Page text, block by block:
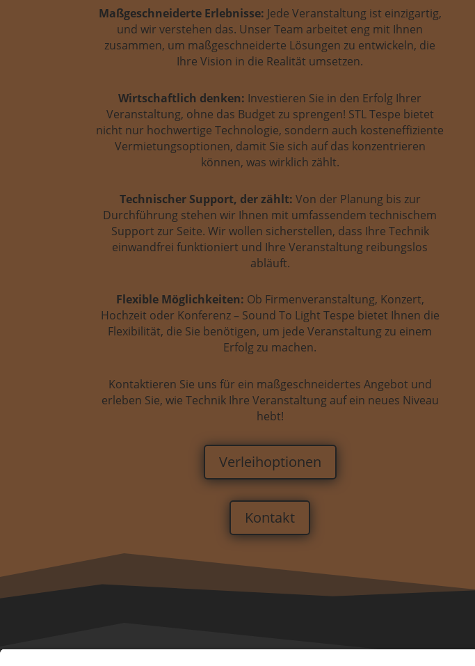
Maßgeschneiderte Erlebnisse: Jede Veranstaltung ist einzigartig,
und wir verstehen das. Unser Team arbeitet eng mit Ihnen
zusammen, um maßgeschneiderte Lösungen zu entwickeln, die
Ihre Vision in die Realität umsetzen.
Wirtschaftlich denken: Investieren Sie in den Erfolg Ihrer
Veranstaltung, ohne das Budget zu sprengen! STL Tespe bietet
nicht nur hochwertige Technologie, sondern auch kosteneffiziente
Vermietungsoptionen, damit Sie sich auf das konzentrieren
können, was wirklich zählt.
Technischer Support, der zählt: Von der Planung bis zur
Durchführung stehen wir Ihnen mit umfassendem technischem
Support zur Seite. Wir wollen sicherstellen, dass Ihre Technik
einwandfrei funktioniert und Ihre Veranstaltung reibungslos
abläuft.
Flexible Möglichkeiten: Ob Firmenveranstaltung, Konzert,
Hochzeit oder Konferenz – Sound To Light Tespe bietet Ihnen die
Flexibilität, die Sie benötigen, um jede Veranstaltung zu einem
Erfolg zu machen.
Kontaktieren Sie uns für ein maßgeschneidertes Angebot und
erleben Sie, wie Technik Ihre Veranstaltung auf ein neues Niveau
hebt!
Verleihoptionen
Kontakt